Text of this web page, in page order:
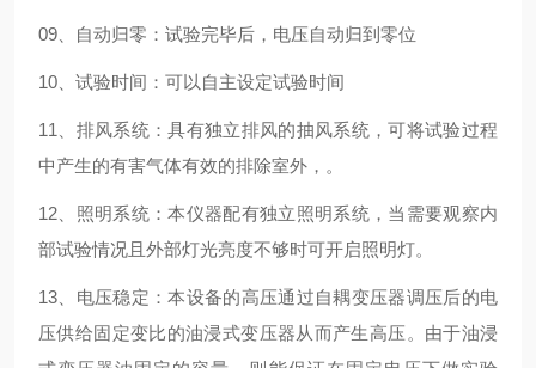
09、自动归零：试验完毕后，电压自动归到零位
10、试验时间：可以自主设定试验时间
11、排风系统：具有独立排风的抽风系统，可将试验过程
中产生的有害气体有效的排除室外，。
12、照明系统：本仪器配有独立照明系统，当需要观察内
部试验情况且外部灯光亮度不够时可开启照明灯。
13、电压稳定：本设备的高压通过自耦变压器调压后的电
压供给固定变比的油浸式变压器从而产生高压。由于油浸